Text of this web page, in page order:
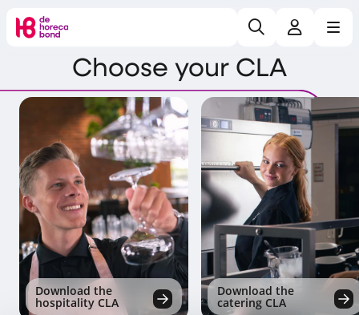
SearchLog in
Choose your CLA
Download the
hospitality CLA
Download the
catering CLA